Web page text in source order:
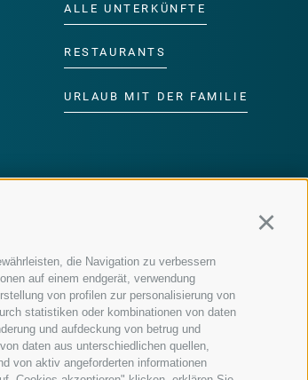
die Navigation zu verbessern
auf einem endgerät, verwendung
von profilen zur personalisierung von
statistiken oder kombinationen von daten
und aufdeckung von betrug und
daten aus unterschiedlichen quellen,
von aktiv angeforderten informationen
ALLE UNTERKÜNFTE
RESTAURANTS
URLAUB MIT DER FAMILIE